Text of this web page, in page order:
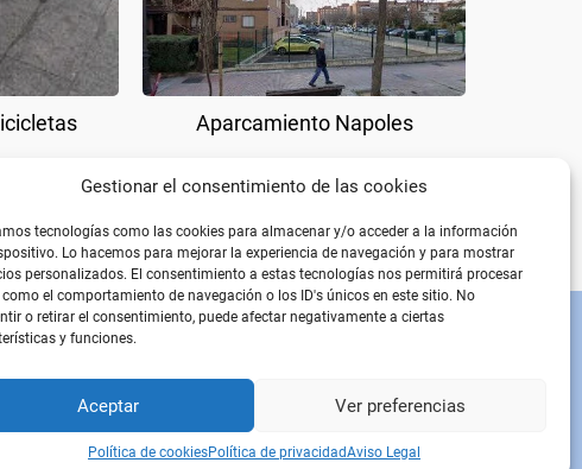
Gestionar el consentimiento de las cookies
tecnologías como las cookies para almacenar y/o acceder a la información
Lo hacemos para mejorar la experiencia de navegación y para mostrar
personalizados. El consentimiento a estas tecnologías nos permitirá procesar
el comportamiento de navegación o los ID's únicos en este sitio. No
o retirar el consentimiento, puede afectar negativamente a ciertas
y funciones.
Aceptar Ver preferencias
Política de cookiesPolítica de privacidadAviso Legal
Aparcamiento Napoles
Política de cookies